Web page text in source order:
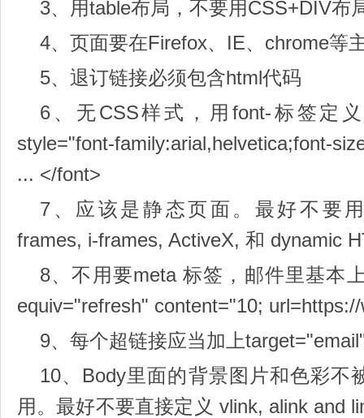
3、用table布局，不要用CSS+DIV布
4、页面要在Firefox、IE、chrome等
5、退订链接必须包含html代码
6、无CSS样式，用font-标签定
style="font-family:arial,helvetica;font-
... </font>
7、应该是静态页面。最好不要用
frames, i-frames, ActiveX, 和 dynamic
8、不用要meta 标签，邮件里基本
equiv="refresh" content="10;
9、每个超链接应当加上
10、Body里面的背景图片和色彩不
用。最好不要直接定义 vlink, alink and